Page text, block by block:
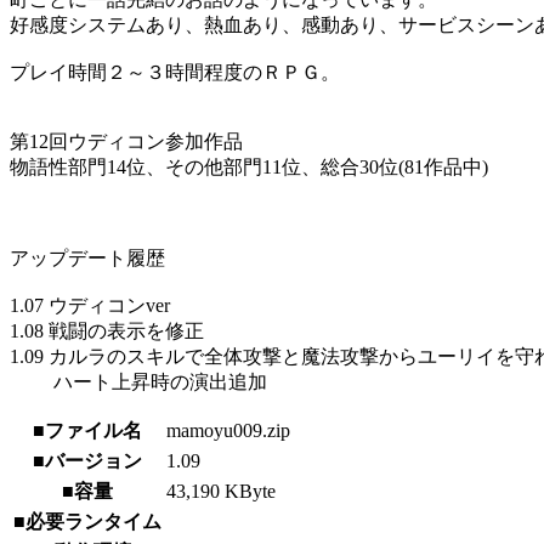
好感度システムあり、熱血あり、感動あり、サービスシーン
プレイ時間２～３時間程度のＲＰＧ。
第12回ウディコン参加作品
物語性部門14位、その他部門11位、総合30位(81作品中)
アップデート履歴
1.07 ウディコンver
1.08 戦闘の表示を修正
1.09 カルラのスキルで全体攻撃と魔法攻撃からユーリイを守
ハート上昇時の演出追加
■ファイル名
mamoyu009.zip
■バージョン
1.09
■容量
43,190 KByte
■必要ランタイム